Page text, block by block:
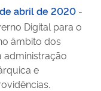
abril de 2020 -
Digital para o
âmbito dos
administração
e